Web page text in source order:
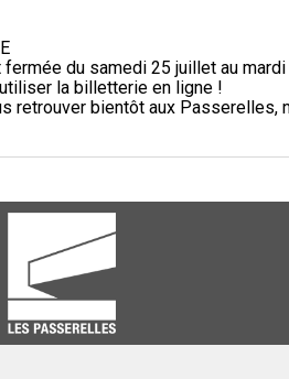
du samedi 25 juillet au
la billetterie en ligne !
retrouver bientôt aux Passerelles,